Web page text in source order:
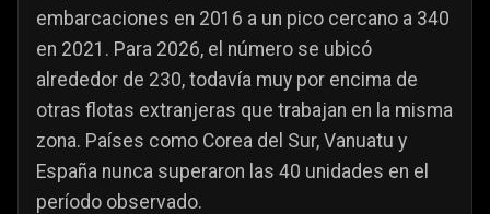
embarcaciones en 2016 a un pico cercano a 340
en 2021. Para 2026, el número se ubicó
alrededor de 230, todavía muy por encima de
otras flotas extranjeras que trabajan en la misma
zona. Países como Corea del Sur, Vanuatu y
España nunca superaron las 40 unidades en el
período observado.